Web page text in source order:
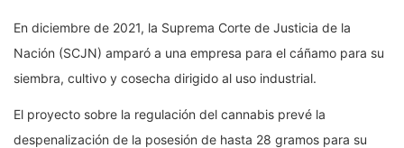
En diciembre de 2021, la Suprema Corte de Justicia de la
Nación (SCJN) amparó a una empresa para el cáñamo para su
siembra, cultivo y cosecha dirigido al uso industrial.
El proyecto sobre la regulación del cannabis prevé la
despenalización de la posesión de hasta 28 gramos para su